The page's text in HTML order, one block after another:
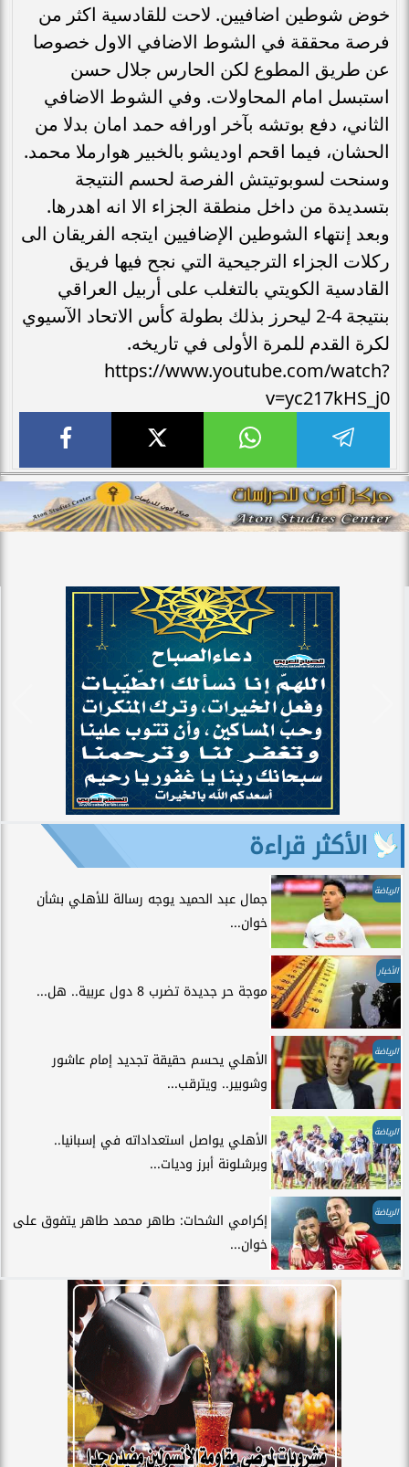
خوض شوطين اضافيين. لاحت للقادسية اكثر من
فرصة محققة في الشوط الاضافي الاول خصوصا
عن طريق المطوع لكن الحارس جلال حسن
استبسل امام المحاولات. وفي الشوط الاضافي
الثاني، دفع بوتشه بآخر اورافه حمد امان بدلا من
الحشان، فيما اقحم اوديشو بالخبير هوارملا محمد.
وسنحت لسوبوتيتش الفرصة لحسم النتيجة
بتسديدة من داخل منطقة الجزاء الا انه اهدرها.
وبعد إنتهاء الشوطين الإضافيين ايتجه الفريقان الى
ركلات الجزاء الترجيحية التي نجح فيها فريق
القادسية الكويتي بالتغلب على أربيل العراقي
بنتيجة 4-2 ليحرز بذلك بطولة كأس الاتحاد الآسيوي
لكرة القدم للمرة الأولى في تاريخه.
https://www.youtube.com/watch?
v=yc217kHS_j0
الأكثر قراءة
الرياضة
جمال عبد الحميد يوجه رسالة للأهلي بشأن
خوان...
الأخبار
موجة حر جديدة تضرب 8 دول عربية.. هل...
الرياضة
الأهلي يحسم حقيقة تجديد إمام عاشور
وشوبير.. ويترقب...
الرياضة
الأهلي يواصل استعداداته في إسبانيا..
وبرشلونة أبرز وديات...
الرياضة
إكرامي الشحات: طاهر محمد طاهر يتفوق على
خوان...